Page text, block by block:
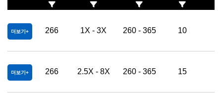
더보기 266 1X - 3X 260 - 365 10
더보기 266 2.5X - 8X 260 - 365 15